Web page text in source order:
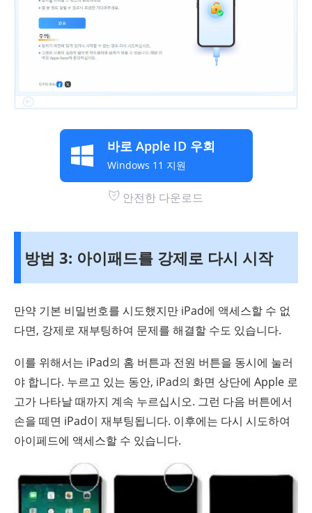
바로 Apple ID 우회
Windows 11 지원
안전한 다운로드
방법 3: 아이패드를 강제로 다시 시작
만약 기본 비밀번호를 시도했지만 iPad에 액세스할 수 없
다면, 강제로 재부팅하여 문제를 해결할 수도 있습니다.
이를 위해서는 iPad의 홈 버튼과 전원 버튼을 동시에 눌러
야 합니다. 누르고 있는 동안, iPad의 화면 상단에 Apple 로
고가 나타날 때까지 계속 누르십시오. 그런 다음 버튼에서
손을 떼면 iPad이 재부팅됩니다. 이후에는 다시 시도하여
아이페드에 액세스할 수 있습니다.